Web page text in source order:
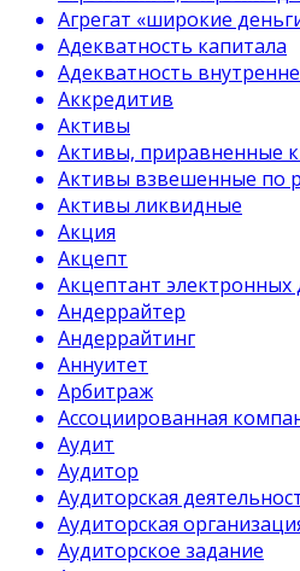
Агрегат «широкие
Адекватность капитала
Адекватность
Аккредитив
Активы
Активы, приравненные
Активы взвешенные по
Активы ликвидные
Акция
Акцепт
Акцептант электронных
Андеррайтер
Андеррайтинг
Аннуитет
Арбитраж
Ассоциированная
Аудит
Аудитор
Аудиторская
Аудиторская
Аудиторское задание